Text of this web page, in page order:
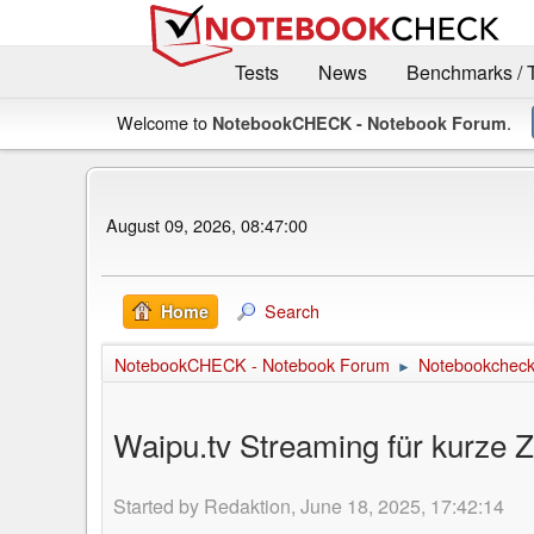
Tests News Benchmarks /
Welcome to NotebookCHECK - Notebook Forum.
August 09, 2026, 08:47:00
Home Search
NotebookCHECK - Notebook Forum ►
Waipu.tv Streaming für kurze
Started by Redaktion, June 18, 2025, 17:42:14